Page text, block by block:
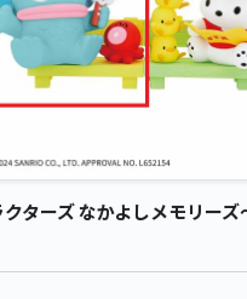
ターズ なかよしメモリー